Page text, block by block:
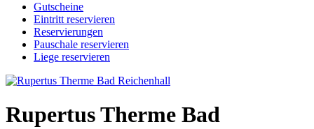
Gutscheine
Eintritt reservieren
Reservierungen
Pauschale reservieren
Liege reservieren
Rupertus Therme Bad